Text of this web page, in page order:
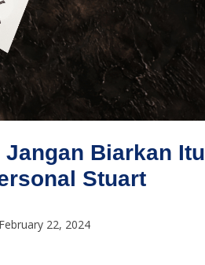
Biarkan Itu
Stuart
February 22, 2024